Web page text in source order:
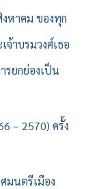
หาคม ของทุก
าบรมวงศ์เธอ
รยกย่องเป็น
– 2570) ครั้ง
มนตรีเมือง